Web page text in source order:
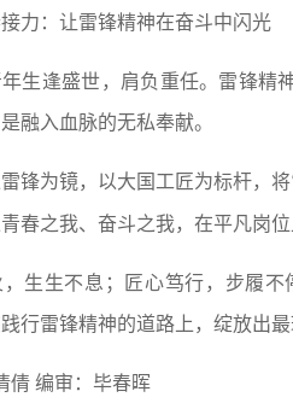
力：让雷锋精神在奋斗中闪光
生逢盛世，肩负重任。雷锋精
融入血脉的无私奉献。
锋为镜，以大国工匠为标杆，将
春之我、奋斗之我，在平凡岗
，生生不息；匠心笃行，步履
行雷锋精神的道路上，绽放出最
倩 编审：毕春晖